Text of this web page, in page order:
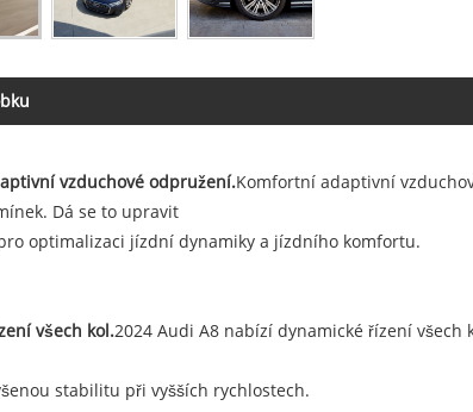
vzduchové odpružení.Komfortní adaptivní
Dá se to upravit
optimalizaci jízdní dynamiky a jízdního komfortu.
všech kol.2024 Audi A8 nabízí dynamické řízení
stabilitu při vyšších rychlostech.